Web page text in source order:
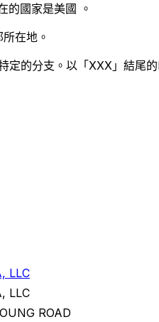
的國家是美國 。
在地。
定的分支。以「XXX」結尾
LLC
LLC
ROAD